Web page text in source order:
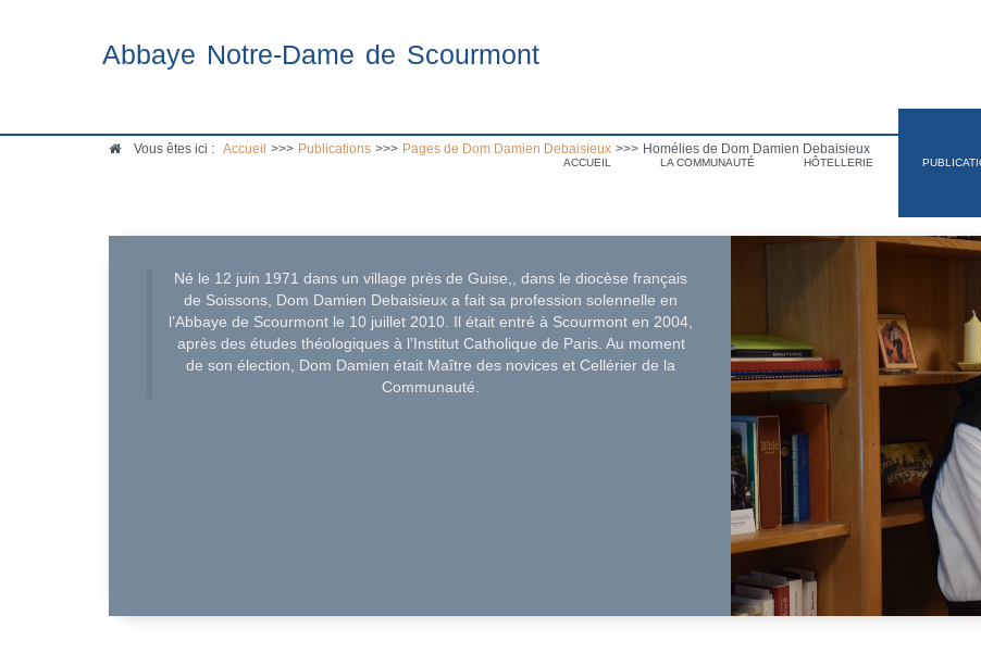
Abbaye Notre-Dame de Scourmont
ACCUEIL LA COMMUNAUTÉ HÔTELLERIE
Vous êtes ici : Accueil >>> Publications >>> Pages de Dom Damien Debaisieux >>> Homélies de Dom Damien Debaisieux
Né le 12 juin 1971 dans un village près de Guise,, dans le diocèse français
de Soissons, Dom Damien Debaisieux a fait sa profession solennelle en
l’Abbaye de Scourmont le 10 juillet 2010. Il était entré à Scourmont en 2004,
après des études théologiques à l’Institut Catholique de Paris. Au moment
de son élection, Dom Damien était Maître des novices et Cellérier de la
Communauté.